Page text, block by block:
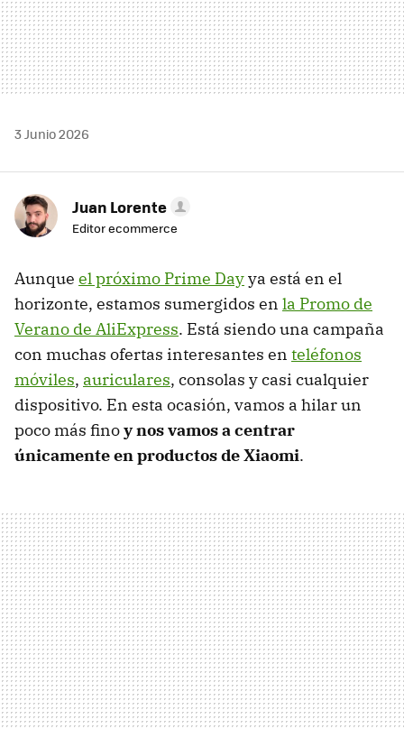
3 Junio 2026
Juan Lorente
Editor ecommerce
Aunque el próximo Prime Dayya está en el
horizonte, estamos sumergidos en la Promo de
Verano de AliExpress. Está siendo una campaña
con muchas ofertas interesantes en teléfonos
móviles, auriculares, consolas y casi cualquier
dispositivo. En esta ocasión, vamos a hilar un
poco más finoy nos vamos a centrar
únicamente en productos de Xiaomi.